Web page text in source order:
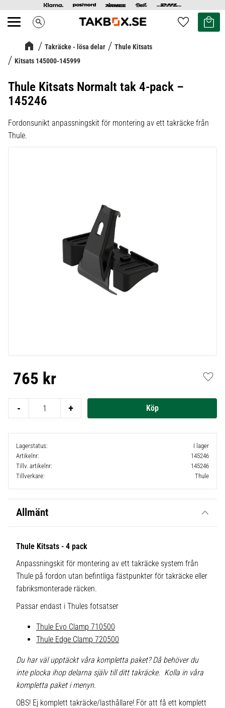
Meny search Favoriter
Kundvagn
Takräcke - lösa delar
Thule Kitsats
Kitsats 145000-145999
Thule Kitsats Normalt tak 4-pack –
145246
Fordonsunikt anpassningskit för montering av ett takräcke från
Thule.
765 kr
+
-
Lagerstatus
I lager
Artikelnr
145246
Tillv. artikelnr
145246
Tillverkare
Thule
Allmänt
Thule Kitsats - 4 pack
Anpassningskit för montering av ett takräcke system från
Thule på fordon utan befintliga fästpunkter för takräcke eller
fabriksmonterade räcken.
Passar endast i Thules fotsatser
Thule Evo Clamp 710500
Thule Edge Clamp 720500
Du har väl upptäckt våra kompletta paket? Då behöver du
inte plocka ihop delarna själv till ditt takräcke. Kolla in våra
kompletta paket i menyn.
OBS! Ej komplett takräcke/lasthållare! För att få ett komplett